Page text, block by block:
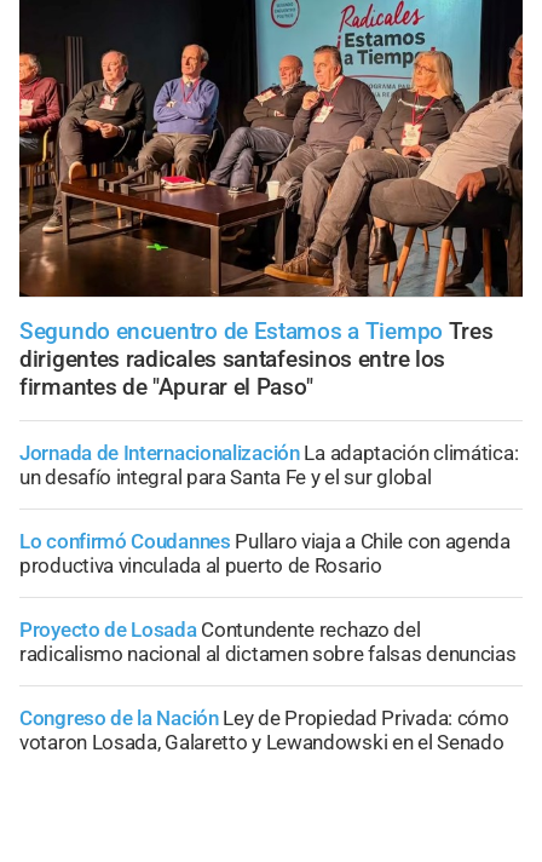
Segundo encuentro de Estamos a Tiempo Tres
dirigentes radicales santafesinos entre los
firmantes de "Apurar el Paso"
Jornada de Internacionalización La adaptación climática:
un desafío integral para Santa Fe y el sur global
Lo confirmó Coudannes Pullaro viaja a Chile con agenda
productiva vinculada al puerto de Rosario
Proyecto de Losada Contundente rechazo del
radicalismo nacional al dictamen sobre falsas denuncias
Congreso de la Nación Ley de Propiedad Privada: cómo
votaron Losada, Galaretto y Lewandowski en el Senado